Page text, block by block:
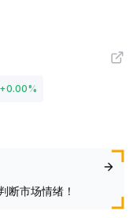
+0.00%
断市场情绪！